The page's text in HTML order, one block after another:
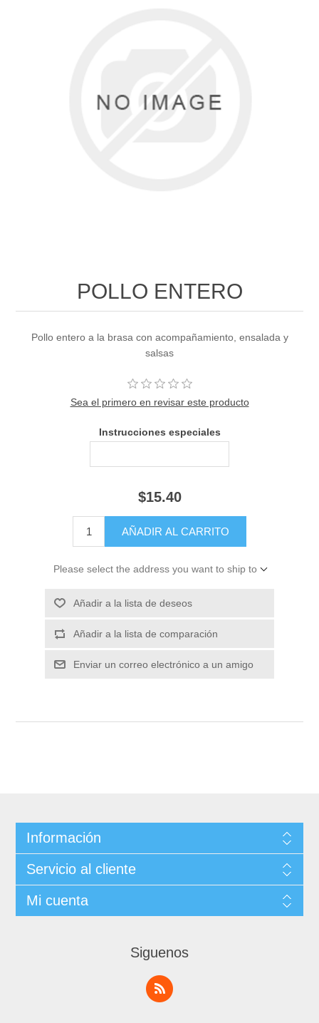
POLLO ENTERO
Pollo entero a la brasa con acompañamiento, ensalada y
salsas
Sea el primero en revisar este producto
Instrucciones especiales
$15.40
Please select the address you want to ship to
Información
Servicio al cliente
Mi cuenta
Siguenos